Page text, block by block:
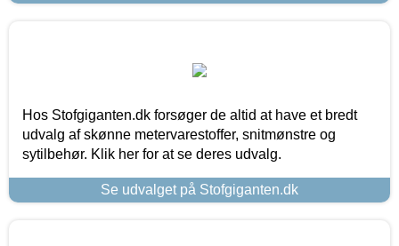
Hos Stofgiganten.dk forsøger de altid at have et bredt
udvalg af skønne metervarestoffer, snitmønstre og
sytilbehør. Klik her for at se deres udvalg.
Se udvalget på Stofgiganten.dk